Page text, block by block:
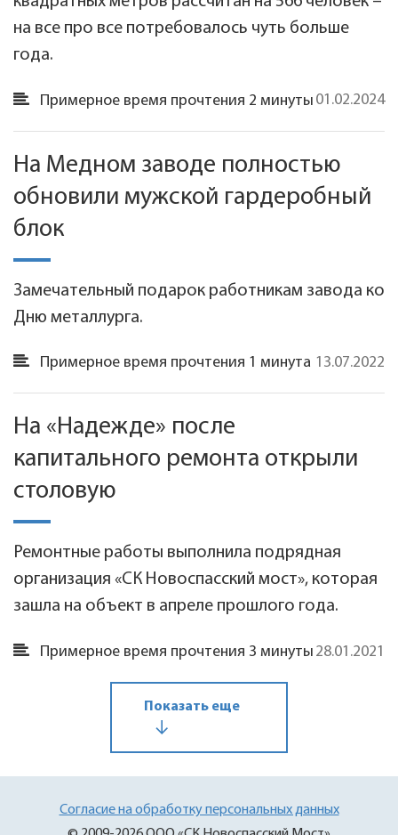
на все про все потребовалось чуть больше
года.
Примерное время прочтения 2 минуты 01.02.2024
На Медном заводе полностью
обновили мужской гардеробный
блок
Замечательный подарок работникам завода ко
Дню металлурга.
Примерное время прочтения 1 минута 13.07.2022
На «Надежде» после
капитального ремонта открыли
столовую
Ремонтные работы выполнила подрядная
организация «СК Новоспасский мост», которая
зашла на объект в апреле прошлого года.
Примерное время прочтения 3 минуты 28.01.2021
Показать еще
Согласие на обработку персональных данных